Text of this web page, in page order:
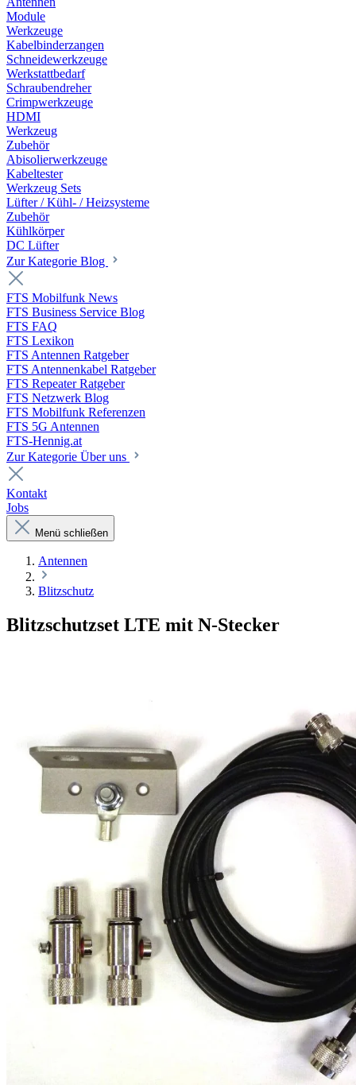
Module
Werkzeuge
Kabelbinderzangen
Schneidewerkzeuge
Werkstattbedarf
Schraubendreher
Crimpwerkzeuge
HDMI
Werkzeug
Zubehör
Abisolierwerkzeuge
Kabeltester
Werkzeug Sets
Lüfter / Kühl- / Heizsysteme
Zubehör
Kühlkörper
DC Lüfter
Zur Kategorie Blog
FTS Mobilfunk News
FTS Business Service Blog
FTS FAQ
FTS Lexikon
FTS Antennen Ratgeber
FTS Antennenkabel Ratgeber
FTS Repeater Ratgeber
FTS Netzwerk Blog
FTS Mobilfunk Referenzen
FTS 5G Antennen
FTS-Hennig.at
Zur Kategorie Über uns
Kontakt
Jobs
Menü schließen
Antennen
Blitzschutz
Blitzschutzset LTE mit N-Stecker